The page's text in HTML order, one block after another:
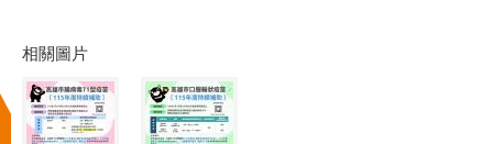
相關圖片